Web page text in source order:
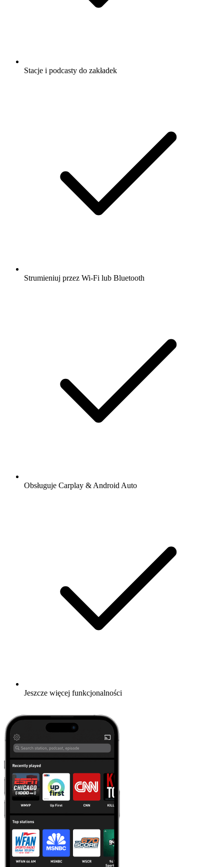
Stacje i podcasty do zakładek
Strumieniuj przez Wi-Fi lub Bluetooth
Obsługuje Carplay & Android Auto
Jeszcze więcej funkcjonalności